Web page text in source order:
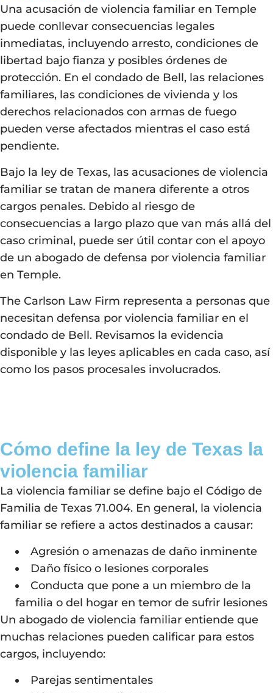
Una acusación de violencia familiar en Temple
puede conllevar consecuencias legales
inmediatas, incluyendo arresto, condiciones de
libertad bajo fianza y posibles órdenes de
protección. En el condado de Bell, las relaciones
familiares, las condiciones de vivienda y los
derechos relacionados con armas de fuego
pueden verse afectados mientras el caso está
pendiente.
Bajo la ley de Texas, las acusaciones de violencia
familiar se tratan de manera diferente a otros
cargos penales. Debido al riesgo de
consecuencias a largo plazo que van más allá del
caso criminal, puede ser útil contar con el apoyo
de un abogado de defensa por violencia familiar
en Temple.
The Carlson Law Firm representa a personas que
necesitan defensa por violencia familiar en el
condado de Bell. Revisamos la evidencia
disponible y las leyes aplicables en cada caso, así
como los pasos procesales involucrados.
Cómo define la ley de Texas la
violencia familiar
La violencia familiar se define bajo el Código de
Familia de Texas 71.004. En general, la violencia
familiar se refiere a actos destinados a causar:
Agresión o amenazas de daño inminente
Daño físico o lesiones corporales
Conducta que pone a un miembro de la
familia o del hogar en temor de sufrir lesiones
Un abogado de violencia familiar entiende que
muchas relaciones pueden calificar para estos
cargos, incluyendo:
Parejas sentimentales